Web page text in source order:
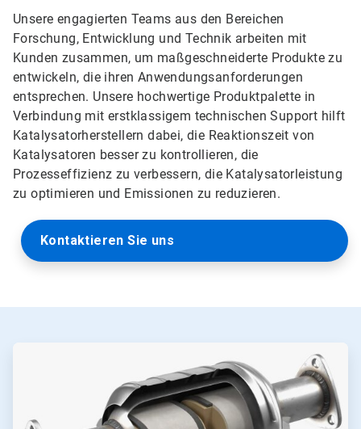
Unsere engagierten Teams aus den Bereichen
Forschung, Entwicklung und Technik arbeiten mit
Kunden zusammen, um maßgeschneiderte Produkte zu
entwickeln, die ihren Anwendungsanforderungen
entsprechen. Unsere hochwertige Produktpalette in
Verbindung mit erstklassigem technischen Support hilft
Katalysatorherstellern dabei, die Reaktionszeit von
Katalysatoren besser zu kontrollieren, die
Prozesseffizienz zu verbessern, die Katalysatorleistung
zu optimieren und Emissionen zu reduzieren.
Kontaktieren Sie uns